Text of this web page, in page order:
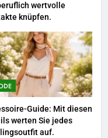
machen den
besonders
von
Technologie
einem
wertvolle
knüpfen.
Guide: Mit diesen
werten Sie jedes
auf.